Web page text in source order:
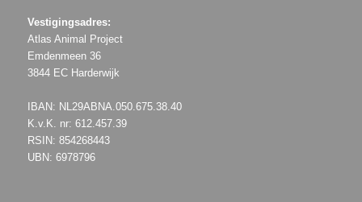
Vestigingsadres:
Atlas Animal Project
Emdenmeen 36
3844 EC Harderwijk
IBAN: NL29ABNA.050.675.38.40
K.v.K. nr: 612.457.39
RSIN: 854268443
UBN: 6978796